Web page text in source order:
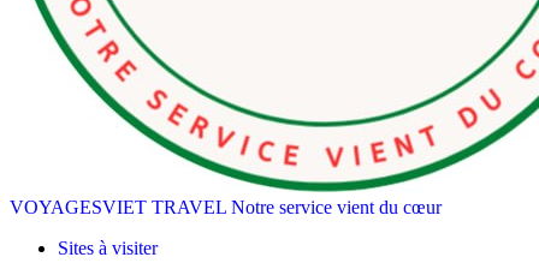
VOYAGESVIET TRAVEL Notre service vient du cœur
Sites à visiter